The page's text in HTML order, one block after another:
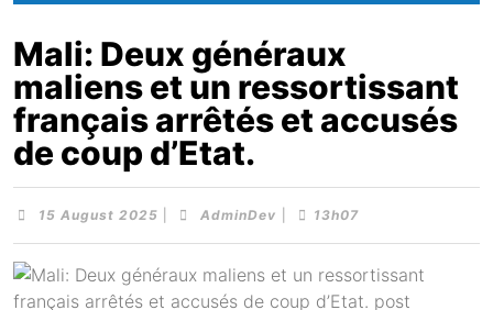
Mali: Deux généraux
maliens et un ressortissant
français arrêtés et accusés
de coup d’Etat.
15 August 2025 AdminDev 13h07